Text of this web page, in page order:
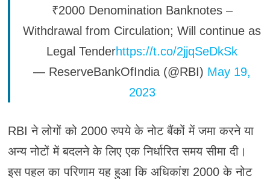
₹2000 Denomination Banknotes –
Withdrawal from Circulation; Will continue as
Legal Tenderhttps://t.co/2jjqSeDkSk
— ReserveBankOfIndia (@RBI) May 19,
2023
RBI ने लोगों को 2000 रुपये के नोट बैंकों में जमा करने या
अन्य नोटों में बदलने के लिए एक निर्धारित समय सीमा दी।
इस पहल का परिणाम यह हुआ कि अधिकांश 2000 के नोट